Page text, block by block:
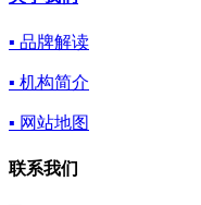
▪ 品牌解读
▪ 机构简介
▪ 网站地图
联系我们